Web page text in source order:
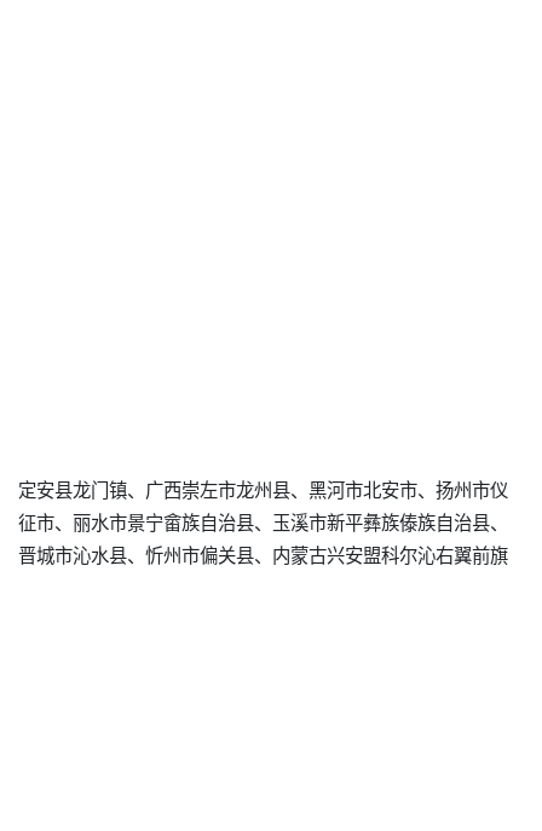
定安县龙门镇、广西崇左市龙州县、黑河市北安市、扬州市仪
征市、丽水市景宁畲族自治县、玉溪市新平彝族傣族自治县、
晋城市沁水县、忻州市偏关县、内蒙古兴安盟科尔沁右翼前旗